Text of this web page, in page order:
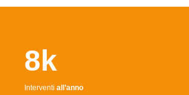
8k
Interventi all’anno